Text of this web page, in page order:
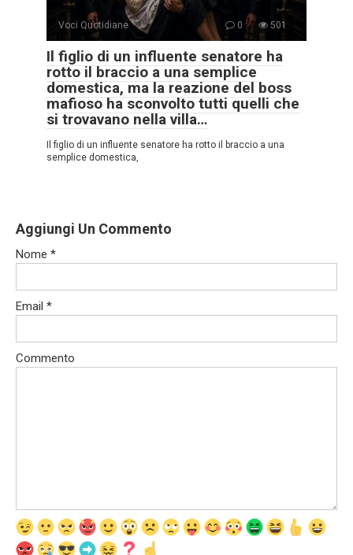
Voci Quotidiane 0 501
Il figlio di un influente senatore ha
rotto il braccio a una semplice
domestica, ma la reazione del boss
mafioso ha sconvolto tutti quelli che
si trovavano nella villa…
Il figlio di un influente senatore ha rotto il braccio a una
semplice domestica,
Aggiungi Un Commento
Nome *
Email *
Commento